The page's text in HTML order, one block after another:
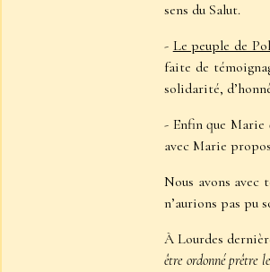
sens du Salut.
- Le peuple de
faite de
solidarité,
- Enfin que Marie
avec Marie
Nous avons
n’aurions pas pu
À Lourdes
être ordonné prêtre